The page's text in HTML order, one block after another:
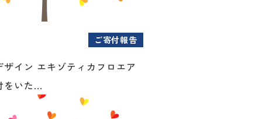
ご寄付報告
ザイン エキゾティカフロエア
をいた...